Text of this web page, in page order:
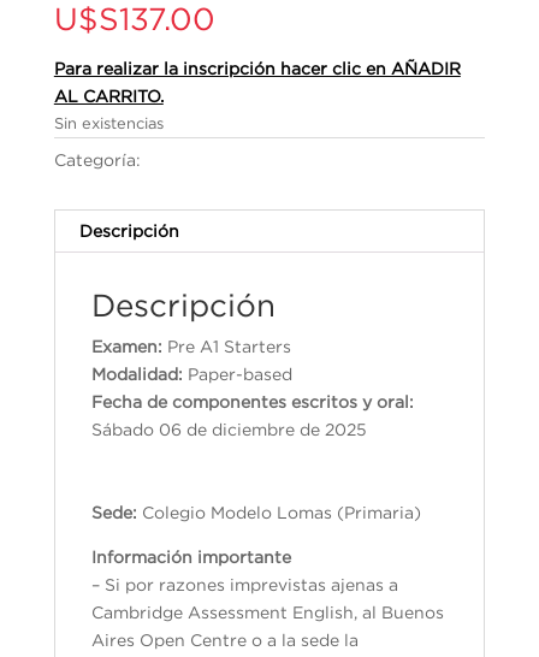
U$S137.00
Para realizar la inscripción hacer clic en AÑADIR
AL CARRITO.
Sin existencias
Categoría:
Descripción
Descripción
Examen: Pre A1 Starters
Modalidad: Paper-based
Fecha de componentes escritos y oral:
Sábado 06 de diciembre de 2025
Sede: Colegio Modelo Lomas (Primaria)
Información importante
– Si por razones imprevistas ajenas a
Cambridge Assessment English, al Buenos
Aires Open Centre o a la sede la